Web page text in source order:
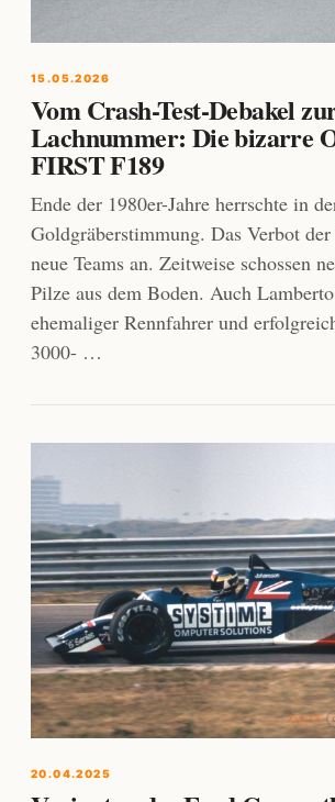
15.05.2026
Vom Crash-Test-Debakel
Lachnummer: Die bizarre
FIRST F189
Ende der 1980er-Jahre herrschte in
Goldgräberstimmung. Das Verbot
neue Teams an. Zeitweise schossen
Pilze aus dem Boden. Auch
ehemaliger Rennfahrer und
3000- …
20.04.2025